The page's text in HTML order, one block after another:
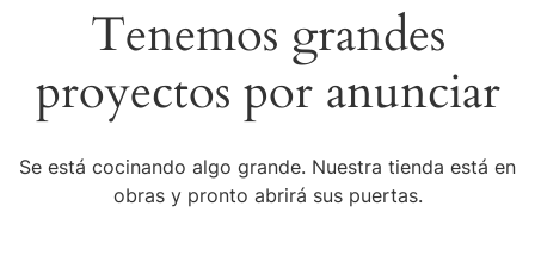
Tenemos grandes
proyectos por anunciar
Se está cocinando algo grande. Nuestra tienda está en
obras y pronto abrirá sus puertas.